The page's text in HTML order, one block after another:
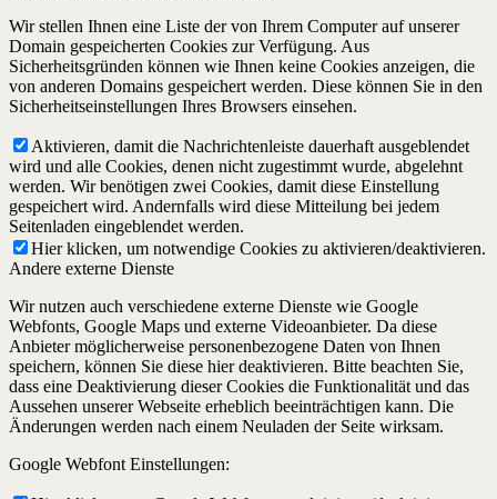
Wir stellen Ihnen eine Liste der von Ihrem Computer auf unserer
Domain gespeicherten Cookies zur Verfügung. Aus
Sicherheitsgründen können wie Ihnen keine Cookies anzeigen, die
von anderen Domains gespeichert werden. Diese können Sie in den
Sicherheitseinstellungen Ihres Browsers einsehen.
Aktivieren, damit die Nachrichtenleiste dauerhaft ausgeblendet
wird und alle Cookies, denen nicht zugestimmt wurde, abgelehnt
werden. Wir benötigen zwei Cookies, damit diese Einstellung
gespeichert wird. Andernfalls wird diese Mitteilung bei jedem
Seitenladen eingeblendet werden.
Hier klicken, um notwendige Cookies zu aktivieren/deaktivieren.
Andere externe Dienste
Wir nutzen auch verschiedene externe Dienste wie Google
Webfonts, Google Maps und externe Videoanbieter. Da diese
Anbieter möglicherweise personenbezogene Daten von Ihnen
speichern, können Sie diese hier deaktivieren. Bitte beachten Sie,
dass eine Deaktivierung dieser Cookies die Funktionalität und das
Aussehen unserer Webseite erheblich beeinträchtigen kann. Die
Änderungen werden nach einem Neuladen der Seite wirksam.
Google Webfont Einstellungen: